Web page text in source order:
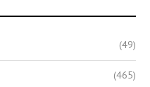
(49)
(465)